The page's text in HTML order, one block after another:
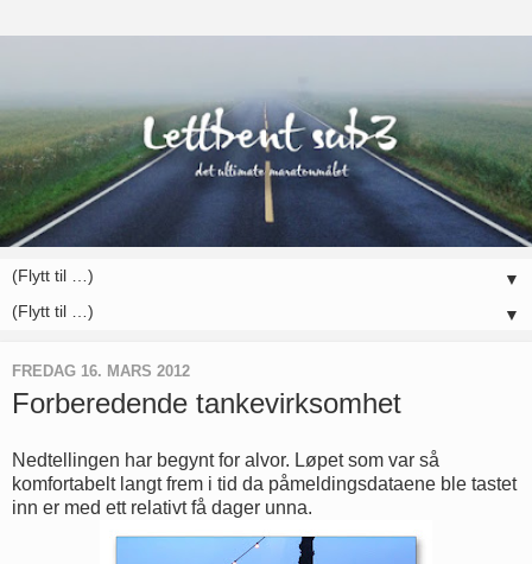
▼
▼
FREDAG 16. MARS 2012
Forberedende tankevirksomhet
Nedtellingen har begynt for alvor. Løpet som var så
komfortabelt langt frem i tid da påmeldingsdataene ble tastet
inn er med ett relativt få dager unna.